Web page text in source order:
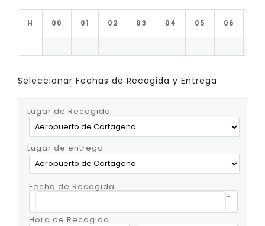
H 00 01 02 03 04 05 06
Seleccionar Fechas de Recogida y Entrega
Lugar de Recogida
Lugar de entrega
Fecha de Recogida
Hora de Recogida